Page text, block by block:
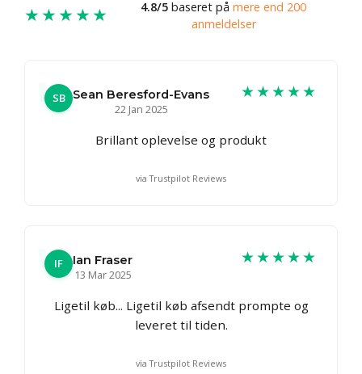
★★★★★ 4.8/5 baseret på mere end 200
anmeldelser
SB Sean Beresford-Evans
22 Jan 2025
★★★★★
Brillant oplevelse og produkt
via Trustpilot Reviews
IF
Ian Fraser
13 Mar 2025
★★★★★
Ligetil køb... Ligetil køb afsendt prompte og
leveret til tiden.
via Trustpilot Reviews